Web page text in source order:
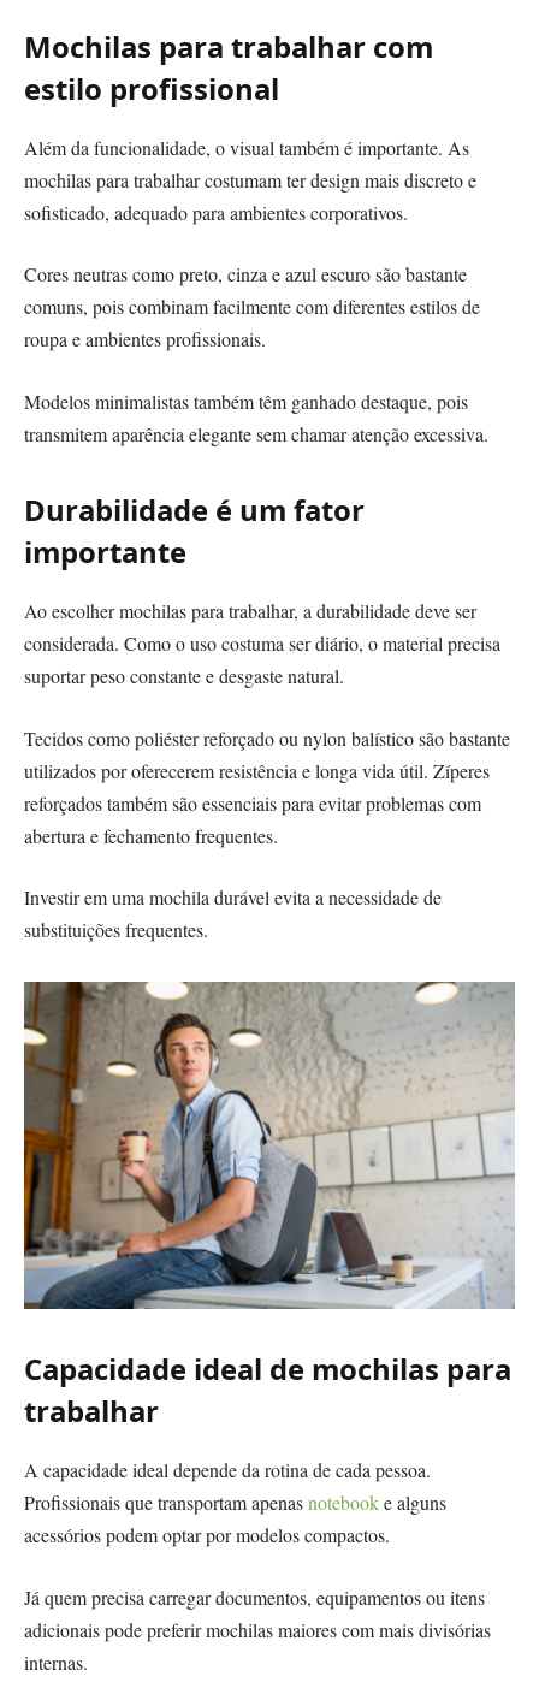
Mochilas para trabalhar com
estilo profissional
Além da funcionalidade, o visual também é importante. As
mochilas para trabalhar costumam ter design mais discreto e
sofisticado, adequado para ambientes corporativos.
Cores neutras como preto, cinza e azul escuro são bastante
comuns, pois combinam facilmente com diferentes estilos de
roupa e ambientes profissionais.
Modelos minimalistas também têm ganhado destaque, pois
transmitem aparência elegante sem chamar atenção excessiva.
Durabilidade é um fator
importante
Ao escolher mochilas para trabalhar, a durabilidade deve ser
considerada. Como o uso costuma ser diário, o material precisa
suportar peso constante e desgaste natural.
Tecidos como poliéster reforçado ou nylon balístico são bastante
utilizados por oferecerem resistência e longa vida útil. Zíperes
reforçados também são essenciais para evitar problemas com
abertura e fechamento frequentes.
Investir em uma mochila durável evita a necessidade de
substituições frequentes.
Capacidade ideal de mochilas para
trabalhar
A capacidade ideal depende da rotina de cada pessoa.
Profissionais que transportam apenasnotebooke alguns
acessórios podem optar por modelos compactos.
Já quem precisa carregar documentos, equipamentos ou itens
adicionais pode preferir mochilas maiores com mais divisórias
internas.